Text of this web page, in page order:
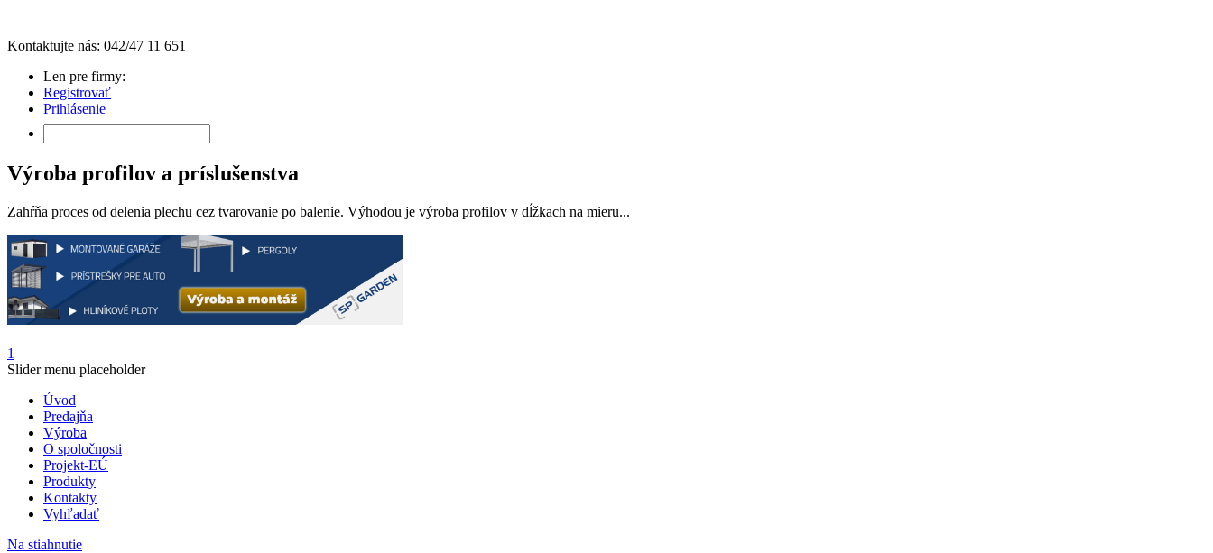
Kontaktujte nás: 042/47 11 651
Len pre firmy:
Registrovať
Prihlásenie
Výroba profilov a príslušenstva
Zahŕňa proces od delenia plechu cez tvarovanie po balenie. Výhodou je výroba profilov v dĺžkach na mieru...
1
Slider menu placeholder
Úvod
Predajňa
Výroba
O spoločnosti
Projekt-EÚ
Produkty
Kontakty
Vyhľadať
Na stiahnutie